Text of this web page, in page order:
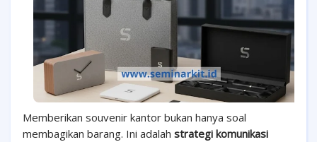
Memberikan souvenir kantor bukan hanya soal
membagikan barang. Ini adalah strategi komunikasi